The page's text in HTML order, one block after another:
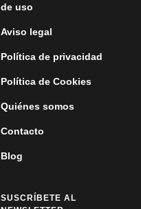
de uso
Aviso legal
Política de privacidad
Política de Cookies
Quiénes somos
Contacto
Blog
SUSCRÍBETE AL